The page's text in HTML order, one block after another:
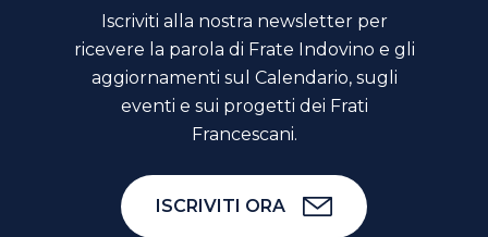
Iscriviti alla nostra newsletter per
ricevere la parola di Frate Indovino e gli
aggiornamenti sul Calendario, sugli
eventi e sui progetti dei Frati
Francescani.
ISCRIVITI ORA